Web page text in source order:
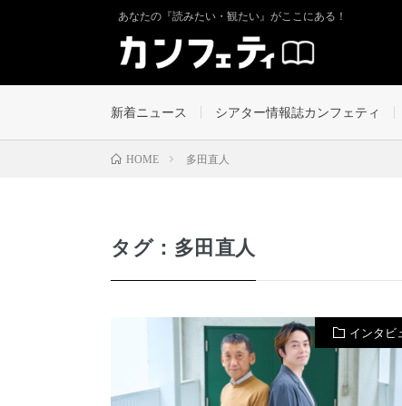
あなたの『読みたい・観たい』がここにある！
新着ニュース シアター情報誌カンフェティ
HOME 多田直人
タグ：多田直人
インタビ